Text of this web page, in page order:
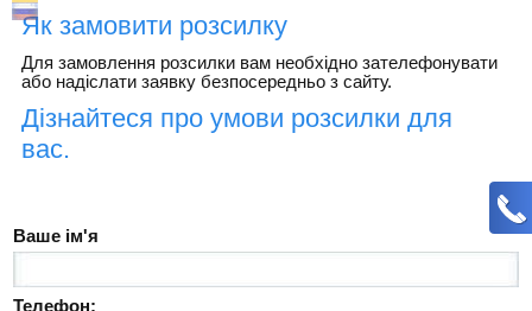
Як замовити розсилку
Для замовлення розсилки вам необхідно зателефонувати
або надіслати заявку безпосередньо з сайту.
Дізнайтеся про умови розсилки для
вас.
Ваше ім'я
Телефон: